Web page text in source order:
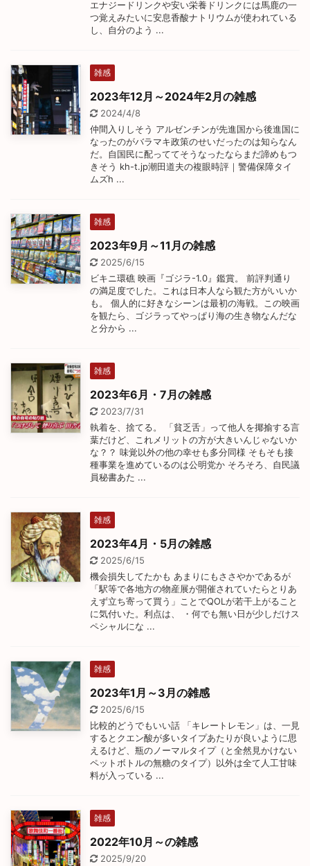
エナジードリンクや安い栄養ドリンクには馬鹿の一
つ覚えみたいに安息香酸ナトリウムが使われている
し、自分のよう ...
雑感
2023年12月～2024年2月の雑感
2024/4/8
仲間入りしそう アルゼンチンが先進国から後進国に
なったのがバラマキ政策のせいだったのは知らなん
だ。自国民に配っててそうなったならまだ諦めもつ
きそう kh-t.jp潮田道夫の複眼時評｜警備保障タイ
ムズh ...
雑感
2023年9月～11月の雑感
2025/6/15
ビキニ環礁 映画『ゴジラ-1.0』鑑賞。 前評判通り
の満足度でした。これは日本人なら観た方がいいか
も。 個人的に好きなシーンは最初の海戦。この映画
を観たら、ゴジラってやっぱり海の生き物なんだな
と分から ...
雑感
2023年6月・7月の雑感
2023/7/31
執着を、捨てる。 「貧乏舌」って他人を揶揄する言
葉だけど、これメリットの方が大きいんじゃないか
な？？ 味覚以外の他の幸せも多分同様 そもそも接
種事業を進めているのは公明党か そろそろ、自民議
員秘書あた ...
雑感
2023年4月・5月の雑感
2025/6/15
機会損失してたかも あまりにもささやかであるが
「駅等で各地方の物産展が開催されていたらとりあ
えず立ち寄って買う」ことでQOLが若干上がること
に気付いた。利点は、 ・何でも無い日が少しだけス
ペシャルにな ...
雑感
2023年1月～3月の雑感
2025/6/15
比較的どうでもいい話 「キレートレモン」は、一見
するとクエン酸が多いタイプあたりが良いように思
えるけど、瓶のノーマルタイプ（と全然見かけない
ペットボトルの無糖のタイプ）以外は全て人工甘味
料が入っている ...
雑感
2022年10月～の雑感
2025/9/20